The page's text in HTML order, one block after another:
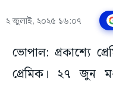
২ জুলাই, ২০২৫ ১৬:০৭
ভোপাল: প্রকাশ্যে
প্রেমিক। ২৭ জুন